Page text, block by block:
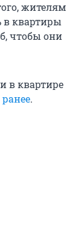
жителям
в квартиры
чтобы они
в квартире
.